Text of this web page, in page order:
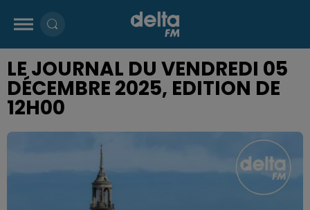
LE JOURNAL DU VENDREDI 05
DÉCEMBRE 2025, EDITION DE
12H00